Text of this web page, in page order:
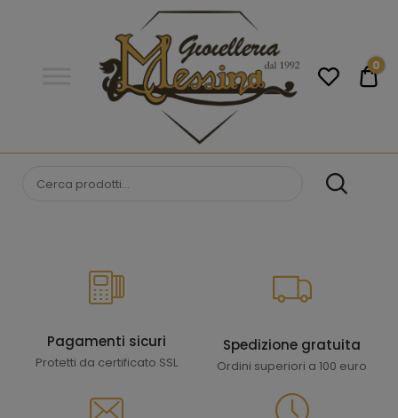
donna. Acquista online i migliori
0
Pagamenti sicuri
Protetti da certificato SSL
Spedizione gratuita
Ordini superiori a 100 euro